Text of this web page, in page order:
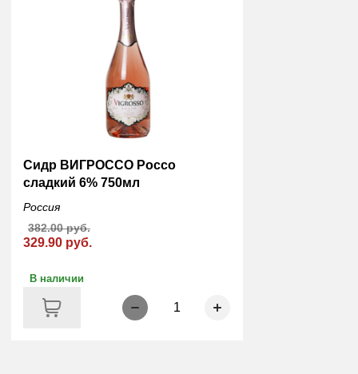
Сидр ВИГРОССО Россо
сладкий 6% 750мл
Россия
329.90 руб.
382.00 руб.
В наличии
1